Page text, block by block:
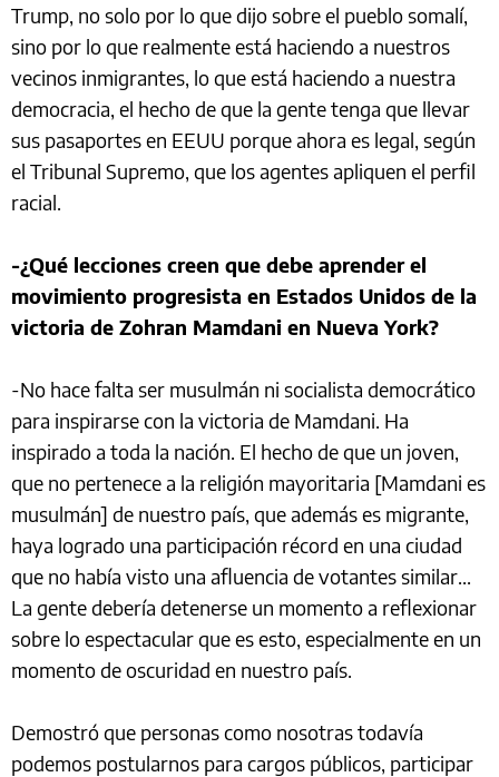
Trump, no solo por lo que dijo sobre el pueblo somalí,
sino por lo que realmente está haciendo a nuestros
vecinos inmigrantes, lo que está haciendo a nuestra
democracia, el hecho de que la gente tenga que llevar
sus pasaportes en EEUU porque ahora es legal, según
el Tribunal Supremo, que los agentes apliquen el perfil
racial.
-¿Qué lecciones creen que debe aprender el
movimiento progresista en Estados Unidos de la
victoria de Zohran Mamdani en Nueva York?
-No hace falta ser musulmán ni socialista democrático
para inspirarse con la victoria de Mamdani. Ha
inspirado a toda la nación. El hecho de que un joven,
que no pertenece a la religión mayoritaria [Mamdani es
musulmán] de nuestro país, que además es migrante,
haya logrado una participación récord en una ciudad
que no había visto una afluencia de votantes similar...
La gente debería detenerse un momento a reflexionar
sobre lo espectacular que es esto, especialmente en un
momento de oscuridad en nuestro país.
Demostró que personas como nosotras todavía
podemos postularnos para cargos públicos, participar